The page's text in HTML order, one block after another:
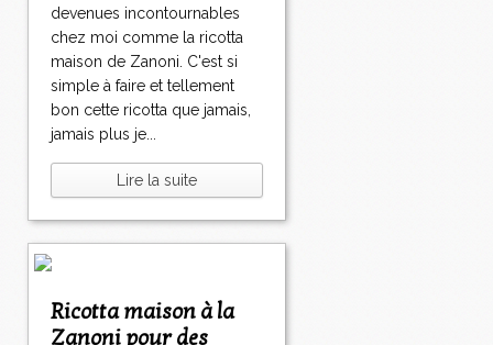
devenues incontournables
chez moi comme la ricotta
maison de Zanoni. C'est si
simple à faire et tellement
bon cette ricotta que jamais,
jamais plus je...
Lire la suite
Ricotta maison à la
Zanoni pour des